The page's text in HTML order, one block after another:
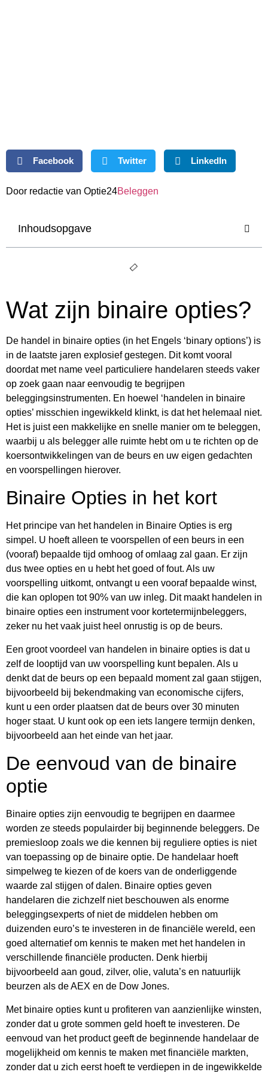
Facebook Twitter LinkedIn
Door redactie van Optie24Beleggen
Inhoudsopgave
Wat zijn binaire opties?
De handel in binaire opties (in het Engels ‘binary options’) is
in de laatste jaren explosief gestegen. Dit komt vooral
doordat met name veel particuliere handelaren steeds vaker
op zoek gaan naar eenvoudig te begrijpen
beleggingsinstrumenten. En hoewel ‘handelen in binaire
opties’ misschien ingewikkeld klinkt, is dat het helemaal niet.
Het is juist een makkelijke en snelle manier om te beleggen,
waarbij u als belegger alle ruimte hebt om u te richten op de
koersontwikkelingen van de beurs en uw eigen gedachten
en voorspellingen hierover.
Binaire Opties in het kort
Het principe van het handelen in Binaire Opties is erg
simpel. U hoeft alleen te voorspellen of een beurs in een
(vooraf) bepaalde tijd omhoog of omlaag zal gaan. Er zijn
dus twee opties en u hebt het goed of fout. Als uw
voorspelling uitkomt, ontvangt u een vooraf bepaalde winst,
die kan oplopen tot 90% van uw inleg. Dit maakt handelen in
binaire opties een instrument voor kortetermijnbeleggers,
zeker nu het vaak juist heel onrustig is op de beurs.
Een groot voordeel van handelen in binaire opties is dat u
zelf de looptijd van uw voorspelling kunt bepalen. Als u
denkt dat de beurs op een bepaald moment zal gaan stijgen,
bijvoorbeeld bij bekendmaking van economische cijfers,
kunt u een order plaatsen dat de beurs over 30 minuten
hoger staat. U kunt ook op een iets langere termijn denken,
bijvoorbeeld aan het einde van het jaar.
De eenvoud van de binaire
optie
Binaire opties zijn eenvoudig te begrijpen en daarmee
worden ze steeds populairder bij beginnende beleggers. De
premiesloop zoals we die kennen bij reguliere opties is niet
van toepassing op de binaire optie. De handelaar hoeft
simpelweg te kiezen of de koers van de onderliggende
waarde zal stijgen of dalen. Binaire opties geven
handelaren die zichzelf niet beschouwen als enorme
beleggingsexperts of niet de middelen hebben om
duizenden euro’s te investeren in de financiële wereld, een
goed alternatief om kennis te maken met het handelen in
verschillende financiële producten. Denk hierbij
bijvoorbeeld aan goud, zilver, olie, valuta’s en natuurlijk
beurzen als de AEX en de Dow Jones.
Met binaire opties kunt u profiteren van aanzienlijke winsten,
zonder dat u grote sommen geld hoeft te investeren. De
eenvoud van het product geeft de beginnende handelaar de
mogelijkheid om kennis te maken met financiële markten,
zonder dat u zich eerst hoeft te verdiepen in de ingewikkelde